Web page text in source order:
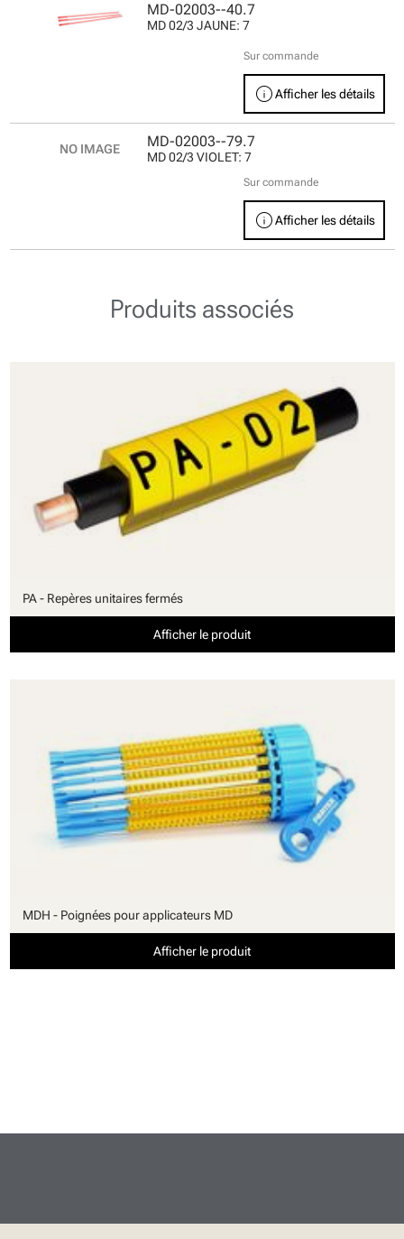
MD-02003--40.7
MD 02/3 JAUNE: 7
Sur commande
infoAfficher les détails
MD-02003--79.7
MD 02/3 VIOLET: 7
Sur commande
infoAfficher les détails
Produits associés
PA - Repères unitaires fermés
Afficher le produit
MDH - Poignées pour applicateurs MD
Afficher le produit